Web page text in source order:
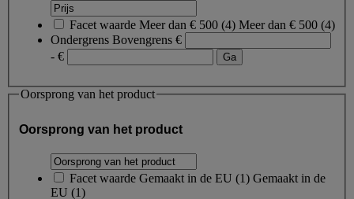
Facet waarde Meer dan € 500 (4) Meer dan € 500 (4)
Ondergrens Bovengrens €
- €
Oorsprong van het product
Oorsprong van het product
Facet waarde Gemaakt in de EU (1) Gemaakt in de
EU (1)